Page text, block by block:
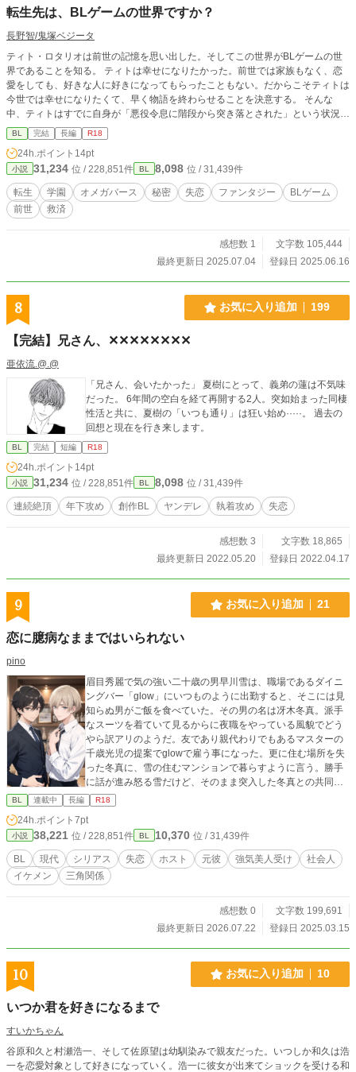
転生先は、BLゲームの世界ですか？
長野智/鬼塚ベジータ
ティト・ロタリオは前世の記憶を思い出した。そしてこの世界がBLゲームの世
界であることを知る。 ティトは幸せになりたかった。前世では家族もなく、恋
愛をしても、好きな人に好きになってもらったこともない。だからこそティトは
今世では幸せになりたくて、早く物語を終わらせることを決意する。 そんな
中、ティトはすでに自身が「悪役令息に階段から突き落とされた」という状況で
あると知り、物語の違和感を覚えた。 このシナリオは、どこかおかしい。 とい
うところから始まる、ティトが幸せになるまでの、少しだけ悲しいお話。 ※第2
5回角川ルビー小説大賞最終選考作品です
BL 完結 長編 R18
24h.ポイント 14pt
小説 31,234 位 / 228,851件 BL 8,098 位 / 31,439件
転生 学園 オメガバース 秘密 失恋 ファンタジー
BLゲーム
前世
救済
感想数 1
文字数 105,444
最終更新日 2025.07.04
登録日 2025.06.16
8 お気に入り追加 199
【完結】兄さん、✕✕✕✕✕✕✕✕
亜依流.@.@
「兄さん、会いたかった」 夏樹にとって、義弟の蓮は不気味
だった。 6年間の空白を経て再開する2人。突如始まった同棲
性活と共に、夏樹の「いつも通り」は狂い始め·····。 過去の
回想と現在を行き来します。
BL 完結 短編 R18
24h.ポイント 14pt
小説 31,234 位 / 228,851件 BL 8,098 位 / 31,439件
連続絶頂 年下攻め 創作BL ヤンデレ 執着攻め 失恋
感想数 3
文字数 18,865
最終更新日 2022.05.20
登録日 2022.04.17
9 お気に入り追加 21
恋に臆病なままではいられない
pino
眉目秀麗で気の強い二十歳の男早川雪は、職場であるダイニ
ングバー「glow」にいつものように出勤すると、そこには見
知らぬ男がご飯を食べていた。その男の名は冴木冬真。派手
なスーツを着ていて見るからに夜職をやっている風貌でどう
やら訳アリのようだ。友であり親代わりでもあるマスターの
千歳光児の提案でglowで雇う事になった。更に住む場所を失
った冬真に、雪の住むマンションで暮らすように言う。勝手
に話が進み怒る雪だけど、そのまま突入した冬真との共同生
活に初めは嫌々だったけど、次第に心惹かれる存在になる。
冬真に惹かれていく一方で、元彼である本郷ワタルが現れ、
許す気のなかった雪の心は怒りと喜びが入り混じり、掻き乱
される心に葛藤していく。 健気従順×強気美人 ゆるふわ×強気
美人 性的描写有り。 こちら、どいつもこいつもシリーズのス
ピンオフとなっております。本編ではチラホラとしか出て来
ないキャラ達が活躍しています。本編を知らない方でも読め
BL 連載中 長編 R18
24h.ポイント 7pt
小説 38,221 位 / 228,851件 BL 10,370 位 / 31,439件
BL 現代 シリアス 失恋 ホスト 元彼 強気美人受け
社会人
イケメン
三角関係
感想数 0
文字数 199,691
最終更新日 2026.07.22
登録日 2025.03.15
10 お気に入り追加 10
いつか君を好きになるまで
すいかちゃん
谷原和久と村瀬浩一、そして佐原望は幼馴染みで親友だった。いつしか和久は浩
一を恋愛対象として好きになっていく。浩一に彼女が出来てショックを受ける和